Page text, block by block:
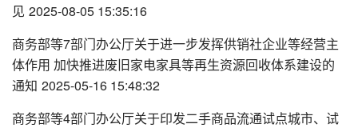
见 2025-08-05 15:35:16
商务部等7部门办公厅关于进一步发挥供销社企业等经营主
体作用 加快推进废旧家电家具等再生资源回收体系建设的
通知 2025-05-16 15:48:32
商务部等4部门办公厅关于印发二手商品流通试点城市、试